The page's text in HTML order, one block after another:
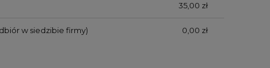
35,00 zł
w siedzibie firmy) 0,00 zł